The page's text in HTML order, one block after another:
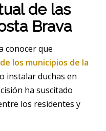
de las
Brava
conocer que
los municipios de la
instalar duchas en
ha suscitado
los residentes y